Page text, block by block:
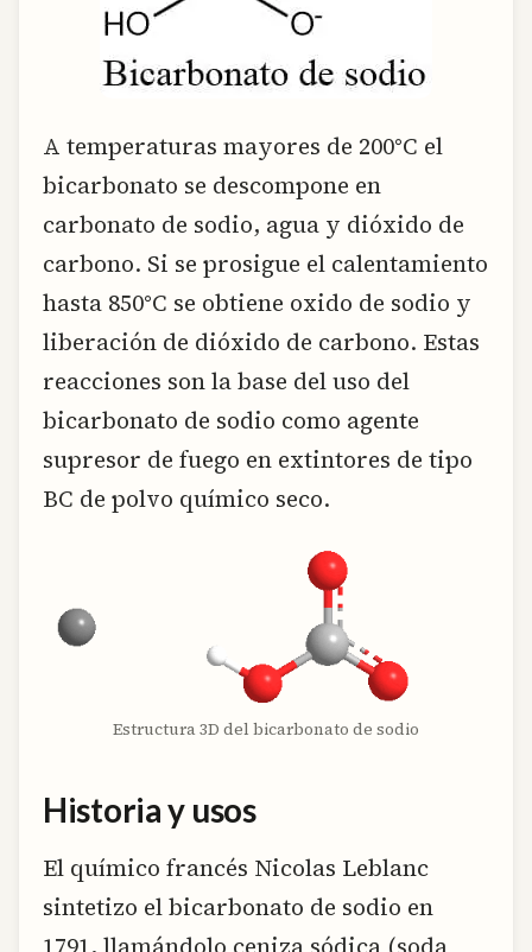
A temperaturas mayores de 200°C el
bicarbonato se descompone en
carbonato de sodio, agua y dióxido de
carbono. Si se prosigue el calentamiento
hasta 850°C se obtiene oxido de sodio y
liberación de dióxido de carbono. Estas
reacciones son la base del uso del
bicarbonato de sodio como agente
supresor de fuego en extintores de tipo
BC de polvo químico seco.
Estructura 3D del bicarbonato de sodio
Historia y usos
El químico francés Nicolas Leblanc
sintetizo el bicarbonato de sodio en
1791, llamándolo ceniza sódica (soda